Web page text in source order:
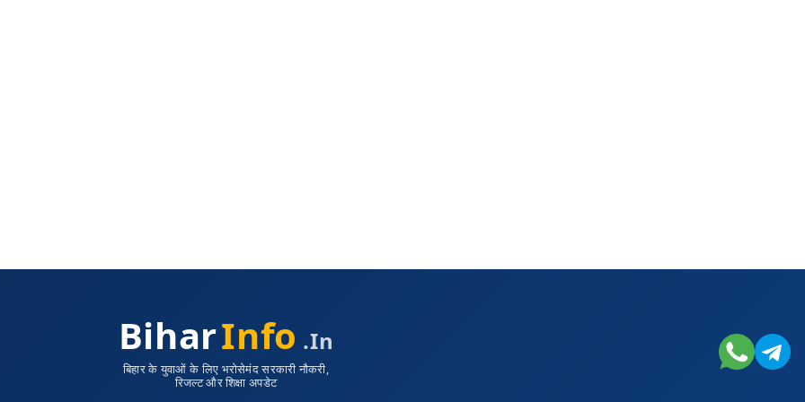
BiharInfo .in
बिहार के युवाओं के लिए भरोसेमंद सरकारी नौकरी,
रिजल्ट और शिक्षा अपडेट